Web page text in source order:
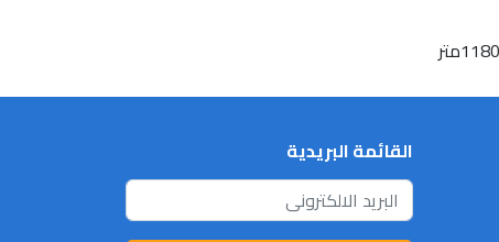
القائمة البريدية